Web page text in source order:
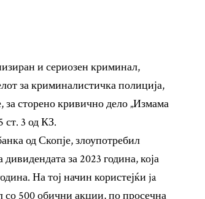
и сериозен криминал,
за криминалистичка полиција,
сторено кривично дело „Измама
ст. 3 од КЗ.
од Скопје, злоупотребил
за 2023 година, која
На тој начин користејќи ja
со 500 обични акции, по просечна